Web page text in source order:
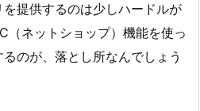
提供するのは少しハードルが
（ネットショップ）機能を使っ
のが、落とし所なんでしょう